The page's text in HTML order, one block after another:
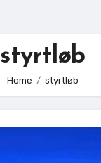
styrtløb
Home styrtløb